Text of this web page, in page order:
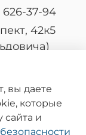
626-37-94
42к5
без
и не является
вы даете
которые
и